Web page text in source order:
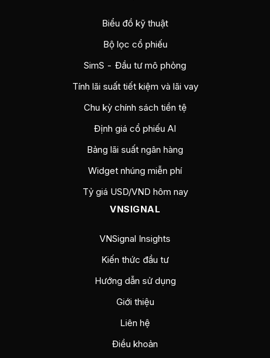
Biểu đồ kỹ thuật
Bộ lọc cổ phiếu
SimS - Đầu tư mô phỏng
Tính lãi suất tiết kiệm và lãi vay
Chu kỳ chính sách tiền tệ
Định giá cổ phiếu AI
Bảng lãi suất ngân hàng
Widget nhúng miễn phí
Tỷ giá USD/VND hôm nay
VNSIGNAL
VNSignal Insights
Kiến thức đầu tư
Hướng dẫn sử dụng
Giới thiệu
Liên hệ
Điều khoản